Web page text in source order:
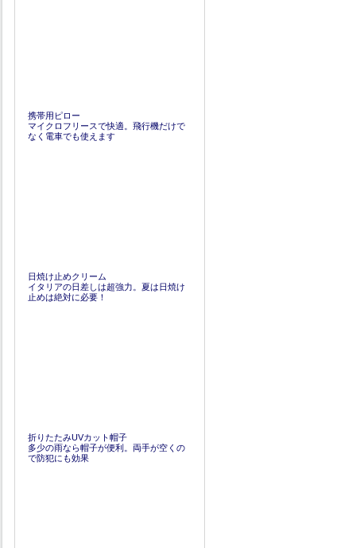
携帯用ピロー
マイクロフリースで快適。飛行機だけで
なく電車でも使えます
日焼け止めクリーム
イタリアの日差しは超強力。夏は日焼け
止めは絶対に必要！
折りたたみUVカット帽子
多少の雨なら帽子が便利。両手が空くの
で防犯にも効果